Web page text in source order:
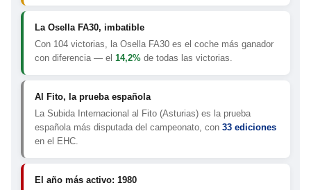
La Osella FA30, imbatible
Con 104 victorias, la Osella FA30 es el coche más ganador
con diferencia — el 14,2% de todas las victorias.
Al Fito, la prueba española
La Subida Internacional al Fito (Asturias) es la prueba
española más disputada del campeonato, con 33 ediciones
en el EHC.
El año más activo: 1980